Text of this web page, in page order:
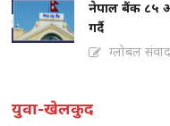
नेपाल बैंक ८५
गर्दै
ग्लोबल
युवा-खेलकुद